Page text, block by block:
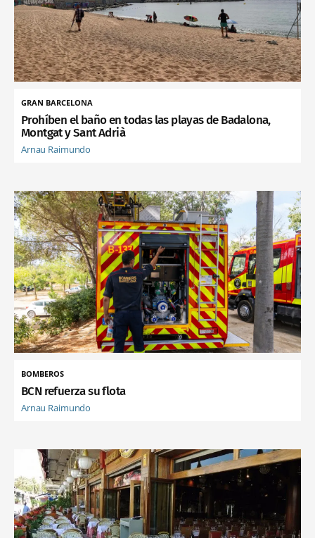
GRAN BARCELONA
Prohíben el baño en todas las playas de Badalona,
Montgat y Sant Adrià
Arnau Raimundo
BOMBEROS
BCN refuerza su flota
Arnau Raimundo